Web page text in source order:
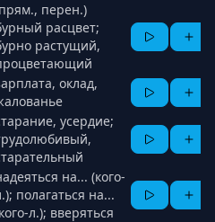
перен.)
расцвет;
растущий,
оклад,
усердие;
на... (кого-
полагаться на...
л.); вверяться